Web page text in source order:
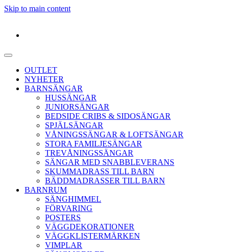
Skip to main content
OUTLET
NYHETER
BARNSÄNGAR
HUSSÄNGAR
JUNIORSÄNGAR
BEDSIDE CRIBS & SIDOSÄNGAR
SPJÄLSÄNGAR
VÅNINGSSÄNGAR & LOFTSÄNGAR
STORA FAMILJESÄNGAR
TREVÅNINGSSÄNGAR
SÄNGAR MED SNABBLEVERANS
SKUMMADRASS TILL BARN
BÄDDMADRASSER TILL BARN
BARNRUM
SÄNGHIMMEL
FÖRVARING
POSTERS
VÄGGDEKORATIONER
VÄGGKLISTERMÄRKEN
VIMPLAR